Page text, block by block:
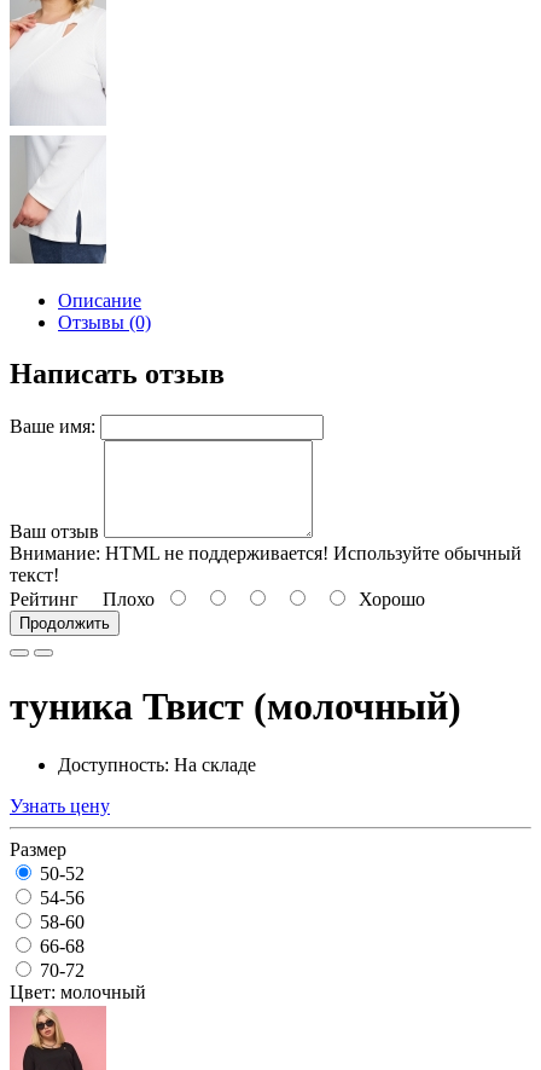
Описание
Отзывы (0)
Написать отзыв
Ваше имя:
Ваш отзыв
Внимание: HTML не поддерживается! Используйте обычный
текст!
Рейтинг Плохо Хорошо
Продолжить
туника Твист (молочный)
Доступность: На складе
Узнать цену
Размер
50-52
54-56
58-60
66-68
70-72
Цвет: молочный